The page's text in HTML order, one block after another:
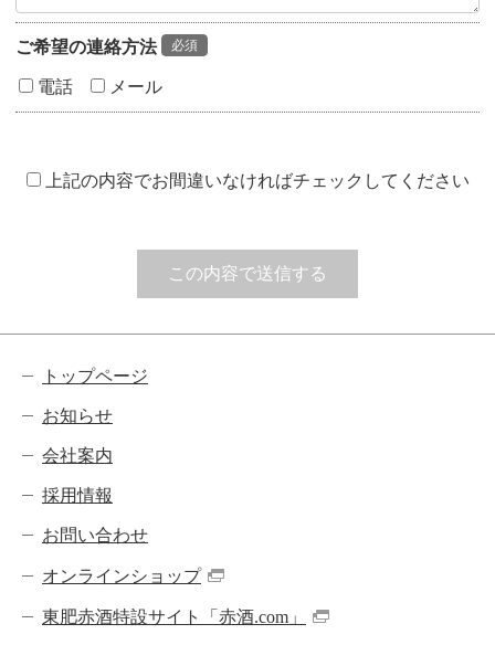
ご希望の連絡方法 必須
電話 メール
上記の内容でお間違いなければチェックしてください
トップページ
お知らせ
会社案内
採用情報
お問い合わせ
オンラインショップ
東肥赤酒特設サイト「赤酒.com」